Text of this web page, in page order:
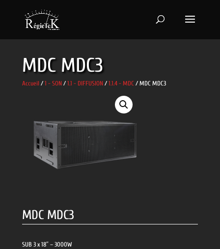
MDC MDC3
Accueil/ 1 - SON/ 1.1 - DIFFUSION/ 1.1.4 - MDC/ MDC MDC3
MDC MDC3
SUB 3 x 18″ – 3000W